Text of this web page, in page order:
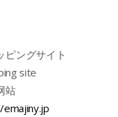
ピングサイト
site
站